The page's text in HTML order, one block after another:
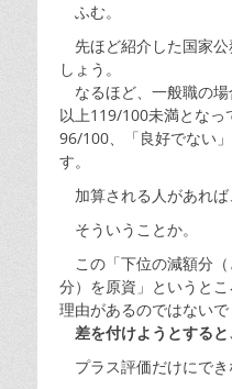
ふむ。
先ほど紹介した国家公
しょう。
なるほど、一般職の
以上119/100未満となっ
96/100、「良好でない
す。
加算される人があれば
そういうことか。
この「下位の減額分（
分）を原資」というと
理由があるのではないで
差を付けようとする
プラス評価だけにでき